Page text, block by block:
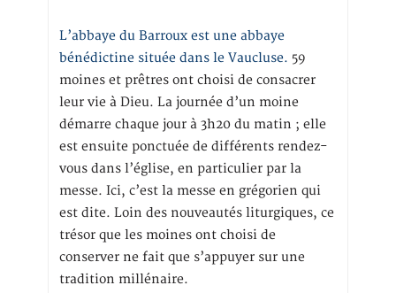
L’abbaye du Barroux est une abbaye
bénédictine située dans le Vaucluse. 59
moines et prêtres ont choisi de consacrer
leur vie à Dieu. La journée d’un moine
démarre chaque jour à 3h20 du matin ; elle
est ensuite ponctuée de différents rendez-
vous dans l’église, en particulier par la
messe. Ici, c’est la messe en grégorien qui
est dite. Loin des nouveautés liturgiques, ce
trésor que les moines ont choisi de
conserver ne fait que s’appuyer sur une
tradition millénaire.